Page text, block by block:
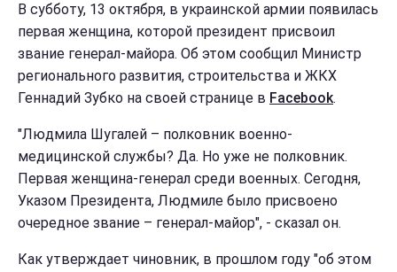
В субботу, 13 октября, в украинской армии появилась
первая женщина, которой президент присвоил
звание генерал-майора. Об этом сообщил Министр
регионального развития, строительства и ЖКХ
Геннадий Зубко на своей странице в Facebook.
"Людмила Шугалей – полковник военно-
медицинской службы? Да. Но уже не полковник.
Первая женщина-генерал среди военных. Сегодня,
Указом Президента, Людмиле было присвоено
очередное звание – генерал-майор", - сказал он.
Как утверждает чиновник, в прошлом году "об этом